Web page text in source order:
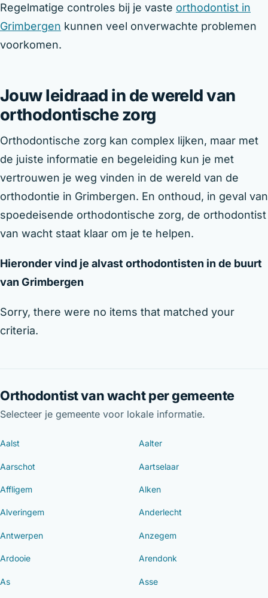
Regelmatige controles bij je vaste orthodontist in
Grimbergen kunnen veel onverwachte problemen
voorkomen.
Jouw leidraad in de wereld van
orthodontische zorg
Orthodontische zorg kan complex lijken, maar met
de juiste informatie en begeleiding kun je met
vertrouwen je weg vinden in de wereld van de
orthodontie in Grimbergen. En onthoud, in geval van
spoedeisende orthodontische zorg, de orthodontist
van wacht staat klaar om je te helpen.
Hieronder vind je alvast orthodontisten in de buurt
van Grimbergen
Sorry, there were no items that matched your
criteria.
Orthodontist van wacht per gemeente
Selecteer je gemeente voor lokale informatie.
Aalst Aalter
Aarschot Aartselaar
Affligem Alken
Alveringem Anderlecht
Antwerpen Anzegem
Ardooie Arendonk
As Asse